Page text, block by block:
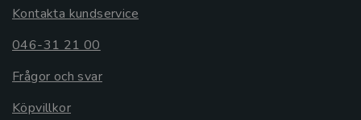
Kontakta kundservice
046-31 21 00
Frågor och svar
Köpvillkor